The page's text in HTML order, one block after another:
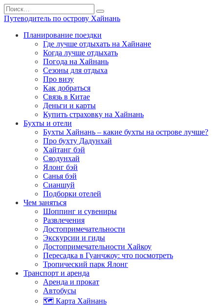
Перейти
к
содержанию
Search
for:
Путеводитель по острову Хайнань
Планирование поездки
Где лучше отдыхать на Хайнане
Когда лучше отдыхать
Погода на Хайнань
Сезоны для отдыха
Про визу
Как добраться
Связь в Китае
Деньги и карты
Купить страховку на Хайнань
Бухты и отели
Бухты Хайнань – какие бухты на острове лучше?
Про бухту Дадунхай
Хайтанг бэй
Сяодунхай
Ялонг бэй
Санья бэй
Сианшуй
Подборки отелей
Чем заняться
Шоппинг и сувениры
Развлечения
Достопримечательности
Экскурсии и гиды
Достопримечательности Хайкоу
Пересадка в Гуанчжоу: что посмотреть
Тропический парк Ялонг
Транспорт и аренда
Аренда и прокат
Автобусы
🗺️ Карта Хайнань